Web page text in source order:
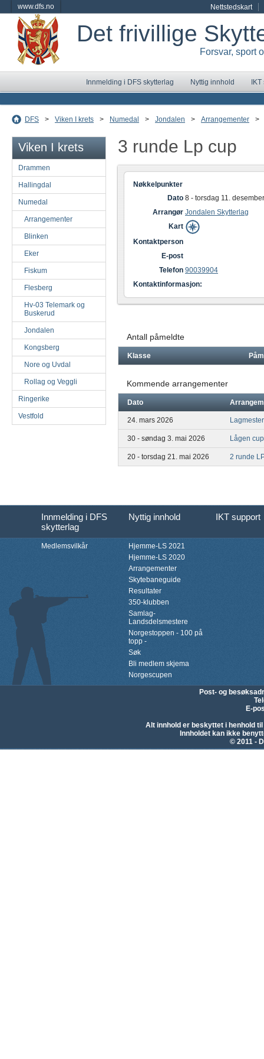
www.dfs.no Nettstedskart
Det frivillige
Forsvar, sport
Innmelding i DFS skytterlag Nyttig innhold
DFS > Viken I krets > Numedal > Jondalen > Arrangementer >
Viken I krets
Drammen
Hallingdal
Numedal
Arrangementer
Blinken
Eker
Fiskum
Flesberg
Hv-03 Telemark og
Buskerud
Jondalen
Kongsberg
Nore og Uvdal
Rollag og Veggli
Ringerike
Vestfold
3 runde Lp cup
Nøkkelpunkter
Dato 8 - torsdag 11.
Arrangør Jondalen Skytterlag
Kart
Kontaktperson
E-post
Telefon 90039904
Kontaktinformasjon:
Antall påmeldte
Klasse
Kommende arrangementer
Dato
24. mars 2026
30 - søndag 3. mai 2026 Lågen
20 - torsdag 21. mai 2026 2 runde
Innmelding i DFS
skytterlag
Nyttig innhold IKT support
Medlemsvilkår
Hjemme-LS 2021
Hjemme-LS 2020
Arrangementer
Skytebaneguide
Resultater
350-klubben
Samlag-
Landsdelsmestere
Norgestoppen - 100 på
topp -
Søk
Bli medlem skjema
Norgescupen
Post- og
E-
Alt innhold er beskyttet i henhold
Innholdet kan ikke
© 2011 -